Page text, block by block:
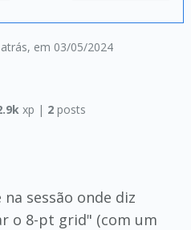
, em 03/05/2024
xp | 2posts
sessão onde diz
o 8-pt grid" (com um